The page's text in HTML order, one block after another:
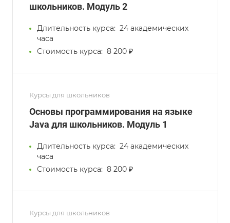
школьников. Модуль 2
Длительность курса: 24 академических
часа
Стоимость курса: 8 200 ₽
Курсы для школьников
Основы программирования на языке
Java для школьников. Модуль 1
Длительность курса: 24 академических
часа
Стоимость курса: 8 200 ₽
Курсы для школьников